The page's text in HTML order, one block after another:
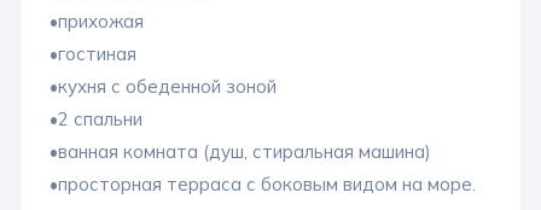
•прихожая
•гостиная
•кухня с обеденной зоной
•2 спальни
•ванная комната (душ, стиральная машина)
•просторная терраса с боковым видом на море.